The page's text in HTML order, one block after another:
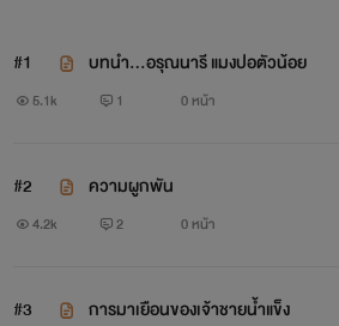
สาวน้อยแสนหวานให้เข้ามาอยู่ใ
เวียนใกล้ชิดสาวน้อยอยู่ไม่เว้นวัน ใน
ระแวงและหวั่นไหวทุกครั้งที่อยู่ใกล้ชิด
ปรากฏกายได้ทุกที่ แม้เพียงเธอแค่คิดถึงเขา
#1 บทนำ...อรุณนารี แมงปอตัวน้อย
5.1k 1 0 หน้า
#2 ความผูกพัน
4.2k 2 0 หน้า
#3 การมาเยือนของเจ้าชายน้ำแข็ง